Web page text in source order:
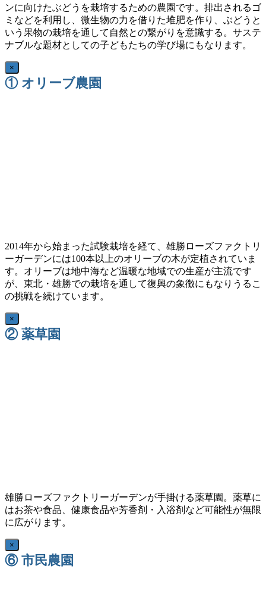
ンに向けたぶどうを栽培するための農園です。排出されるゴ
ミなどを利用し、微生物の力を借りた堆肥を作り、ぶどうと
いう果物の栽培を通して自然との繋がりを意識する。サステ
ナブルな題材としての子どもたちの学び場にもなります。
×
① オリーブ農園
2014年から始まった試験栽培を経て、雄勝ローズファクトリ
ーガーデンには100本以上のオリーブの木が定植されていま
す。オリーブは地中海など温暖な地域での生産が主流です
が、東北・雄勝での栽培を通して復興の象徴にもなりうるこ
の挑戦を続けています。
×
② 薬草園
雄勝ローズファクトリーガーデンが手掛ける薬草園。薬草に
はお茶や食品、健康食品や芳香剤・入浴剤など可能性が無限
に広がります。
×
⑥ 市民農園